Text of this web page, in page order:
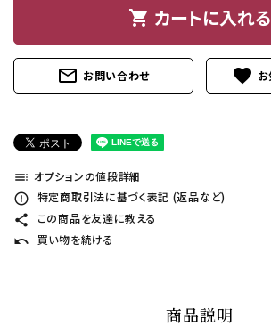
プライバシーポリシー
特定商取引法について
shopping_cart カートに入れる
mail_outline お問い合わせ favorite
toc オプションの値段詳細
error_outline 特定商取引法に基づく表記 (返品など)
share この商品を友達に教える
undo 買い物を続ける
商品説明